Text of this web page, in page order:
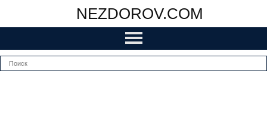
NEZDOROV.COM